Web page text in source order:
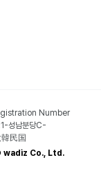
Number
성남분당C-
韓民国
wadiz Co., Ltd.